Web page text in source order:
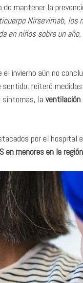
mantener la
Nirsevimab,
en niños sobre un
invierno aún no
reiteró
síntomas, la ventilación
por el hospital
en menores en la región